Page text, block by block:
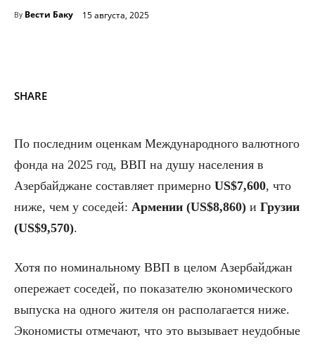
By Вести Баку 15 августа, 2025
SHARE
По последним оценкам Международного валютного
фонда на 2025 год, ВВП на душу населения в
Азербайджане составляет примерно US$7,600, что
ниже, чем у соседей: Армении (US$8,860) и Грузии
(US$9,570).
Хотя по номинальному ВВП в целом Азербайджан
опережает соседей, по показателю экономического
выпуска на одного жителя он располагается ниже.
Экономисты отмечают, что это вызывает неудобные